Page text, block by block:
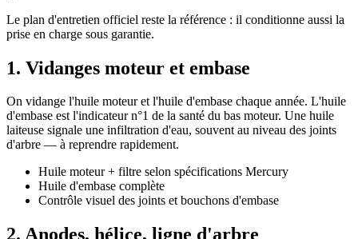
Le plan d'entretien officiel reste la référence : il conditionne aussi la
prise en charge sous garantie.
1. Vidanges moteur et embase
On vidange l'huile moteur et l'huile d'embase chaque année. L'huile
d'embase est l'indicateur n°1 de la santé du bas moteur. Une huile
laiteuse signale une infiltration d'eau, souvent au niveau des joints
d'arbre — à reprendre rapidement.
Huile moteur + filtre selon spécifications Mercury
Huile d'embase complète
Contrôle visuel des joints et bouchons d'embase
2. Anodes, hélice, ligne d'arbre